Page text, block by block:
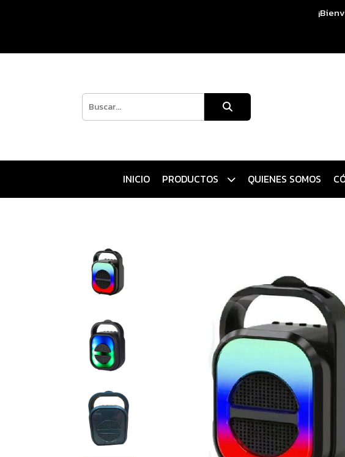
INICIO PRODUCTOS QUIENES SOMOS